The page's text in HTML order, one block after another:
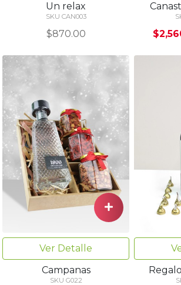
Un relax
SKU CAN003
$870.00
Ver Detalle
Campanas
SKU G022